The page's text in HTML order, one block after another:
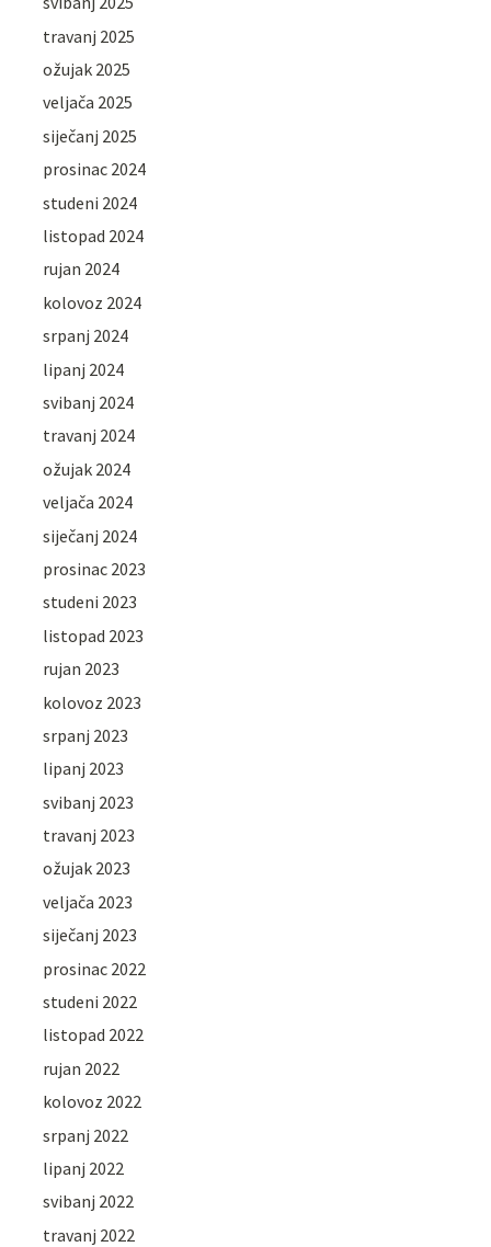
travanj 2025
ožujak 2025
veljača 2025
siječanj 2025
prosinac 2024
studeni 2024
listopad 2024
rujan 2024
kolovoz 2024
srpanj 2024
lipanj 2024
svibanj 2024
travanj 2024
ožujak 2024
veljača 2024
siječanj 2024
prosinac 2023
studeni 2023
listopad 2023
rujan 2023
kolovoz 2023
srpanj 2023
lipanj 2023
svibanj 2023
travanj 2023
ožujak 2023
veljača 2023
siječanj 2023
prosinac 2022
studeni 2022
listopad 2022
rujan 2022
kolovoz 2022
srpanj 2022
lipanj 2022
svibanj 2022
travanj 2022